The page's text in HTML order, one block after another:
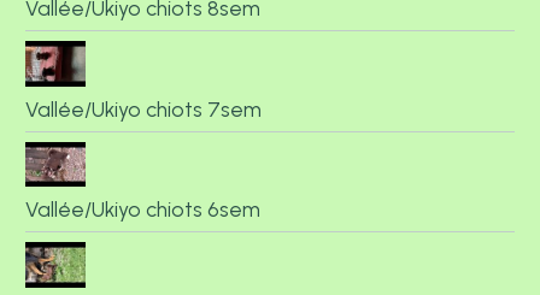
Vallée/Ukiyo chiots 8sem
Vallée/Ukiyo chiots 7sem
Vallée/Ukiyo chiots 6sem